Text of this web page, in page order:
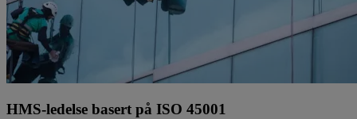
HMS-ledelse basert på ISO 45001